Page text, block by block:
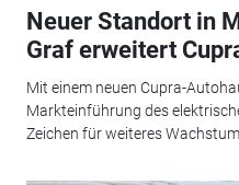
Neuer Standort in
Graf erweitert
Mit einem neuen Cupra-
Markteinführung des
Zeichen für weiteres